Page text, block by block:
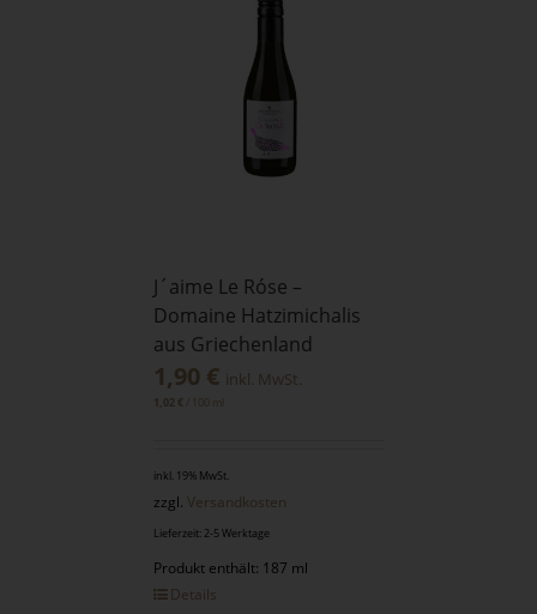
J´aime Le Róse –
Domaine Hatzimichalis
aus Griechenland
1,90 € inkl. MwSt.
1,02 €/ 100
inkl. 19% MwSt.
zzgl. Versandkosten
Lieferzeit: 2-5 Werktage
Produkt enthält: 187 ml
Details